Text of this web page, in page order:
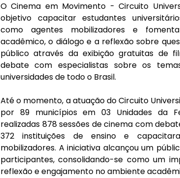
O Cinema em Movimento - Circuito
objetivo capacitar estudantes
como agentes mobilizadores e
acadêmico, o diálogo e a reflexão sobre
público através da exibição gratuitas de
debate com especialistas sobre os
universidades de todo o Brasil.
Até o momento, a atuação do Circuito
por 89 municípios em 03 Unidades da
realizadas 878 sessões de cinema com
372 instituições de ensino e
mobilizadores. A iniciativa alcançou um
participantes, consolidando-se como um
reflexão e engajamento no ambiente